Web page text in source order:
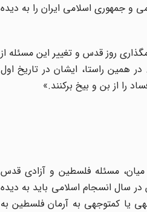
و جمهوری اسلامی ایران را به دیده
روز قدس و تغییر این مسئله از
همین راستا، ایشان در تاریخ اول
«.
میان، مسئله فلسطین و آزادی قدس
سال انسجام اسلامی باید به دیده
یا کم‏توجهی به آرمان فلسطین به